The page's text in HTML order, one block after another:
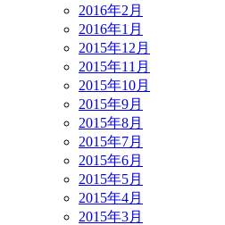
2016年2月
2016年1月
2015年12月
2015年11月
2015年10月
2015年9月
2015年8月
2015年7月
2015年6月
2015年5月
2015年4月
2015年3月